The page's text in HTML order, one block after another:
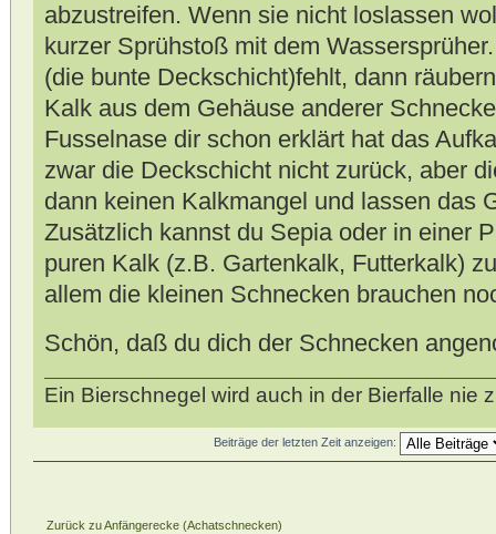
abzustreifen. Wenn sie nicht loslassen
kurzer Sprühstoß mit dem
(die bunte Deckschicht)fehlt, dann
Kalk aus dem Gehäuse anderer
Fusselnase dir schon erklärt hat das
zwar die Deckschicht nicht zurück, aber
dann keinen Kalkmangel und lassen das
Zusätzlich kannst du Sepia oder in einer
puren Kalk (z.B. Gartenkalk, Futterkalk)
allem die kleinen Schnecken brauchen
Schön, daß du dich der Schnecken
Ein Bierschnegel wird auch in der Bierfalle nie
Beiträge der letzten Zeit anzeigen:
Zurück zu Anfängerecke (Achatschnecken)